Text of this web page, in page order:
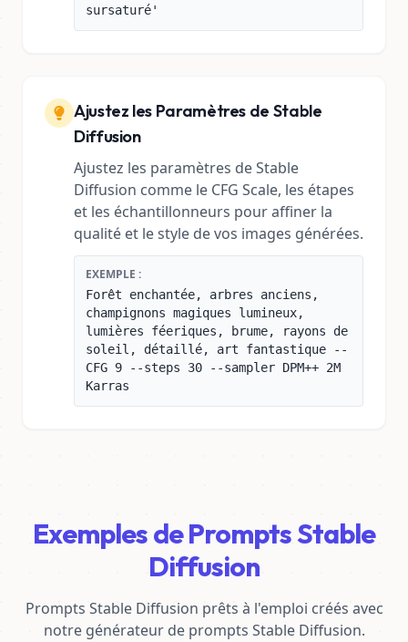
sursaturé'
Ajustez les Paramètres de Stable
Diffusion
Ajustez les paramètres de Stable
Diffusion comme le CFG Scale, les étapes
et les échantillonneurs pour affiner la
qualité et le style de vos images générées.
EXEMPLE :
Forêt enchantée, arbres anciens,
champignons magiques lumineux,
lumières féeriques, brume, rayons de
soleil, détaillé, art fantastique --
CFG 9 --steps 30 --sampler DPM++ 2M
Karras
Exemples de Prompts Stable
Diffusion
Prompts Stable Diffusion prêts à l'emploi créés avec
notre générateur de prompts Stable Diffusion.